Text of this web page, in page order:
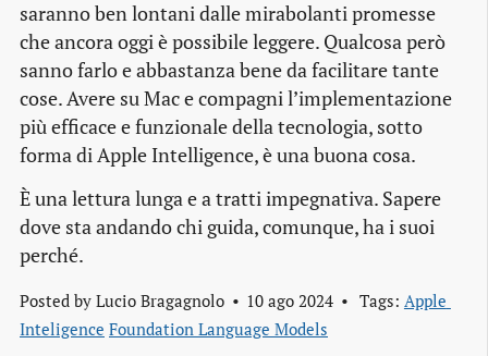
saranno ben lontani dalle mirabolanti promesse
che ancora oggi è possibile leggere. Qualcosa però
sanno farlo e abbastanza bene da facilitare tante
cose. Avere su Mac e compagni l’implementazione
più efficace e funzionale della tecnologia, sotto
forma di Apple Intelligence, è una buona cosa.
È una lettura lunga e a tratti impegnativa. Sapere
dove sta andando chi guida, comunque, ha i suoi
perché.
Posted by Lucio Bragagnolo 10 ago 2024 Tags: Apple
Inteligence Foundation Language Models